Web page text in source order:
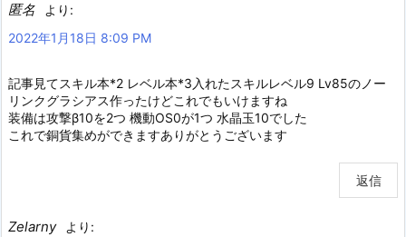
匿名
より:
2022年1月18日 8:09 PM
記事見てスキル本*2 レベル本*3入れたスキルレベル9 Lv85のノー
リンクグラシアス作ったけどこれでもいけますね
装備は攻撃β10を2つ 機動OS0が1つ 水晶玉10でした
これで銅貨集めができますありがとうございます
返信
Zelarny
より: